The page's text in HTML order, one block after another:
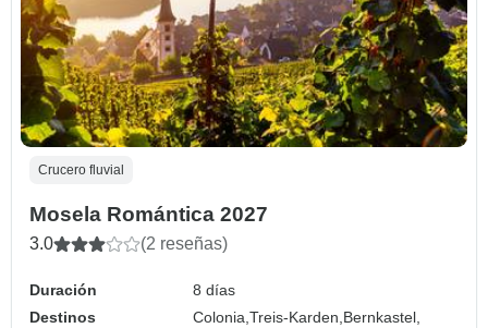
Crucero fluvial
Mosela Romántica 2027
3.0 (2 reseñas)
Duración
8 días
Destinos
Colonia,Treis-Karden, Bernkastel,